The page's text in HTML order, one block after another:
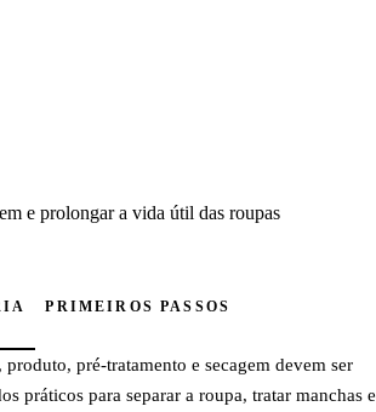
e prolongar a vida útil das roupas
PRIMEIROS PASSOS
pré-tratamento e secagem devem ser
práticos para separar a roupa, tratar manchas e